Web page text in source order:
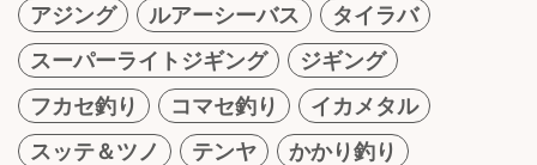
アジング
ルアーシーバス
タイラバ
スーパーライトジギング
ジギング
フカセ釣り
コマセ釣り
イカメタル
スッテ＆ツノ
テンヤ
かかり釣り